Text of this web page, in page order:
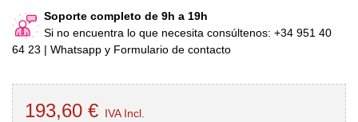
Soporte completo de 9h a 19h
Si no encuentra lo que necesita consúltenos: +34 951 40
64 23 | Whatsapp y Formulario de contacto
193,60 € IVA Incl.